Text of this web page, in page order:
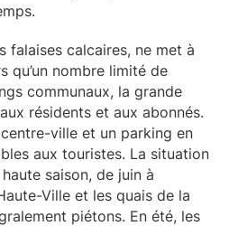
falaises calcaires, ne met à
qu’un nombre limité de
communaux, la grande
résidents et aux abonnés.
ville et un parking en
aux touristes. La situation
saison, de juin à
Ville et les quais de la
piétons. En été, les